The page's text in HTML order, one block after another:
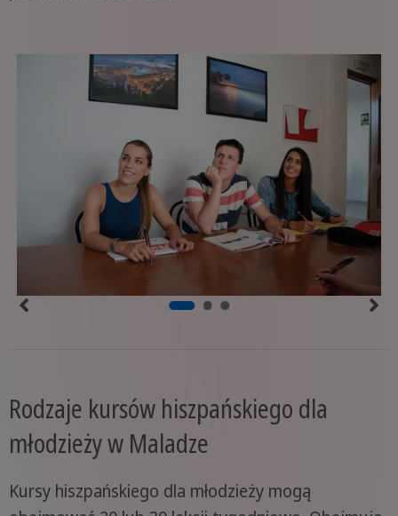
Rodzaje kursów hiszpańskiego dla
młodzieży w Maladze
Kursy hiszpańskiego dla młodzieży mogą